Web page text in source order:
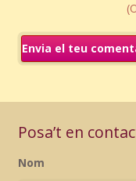
Posa’t en
Nom